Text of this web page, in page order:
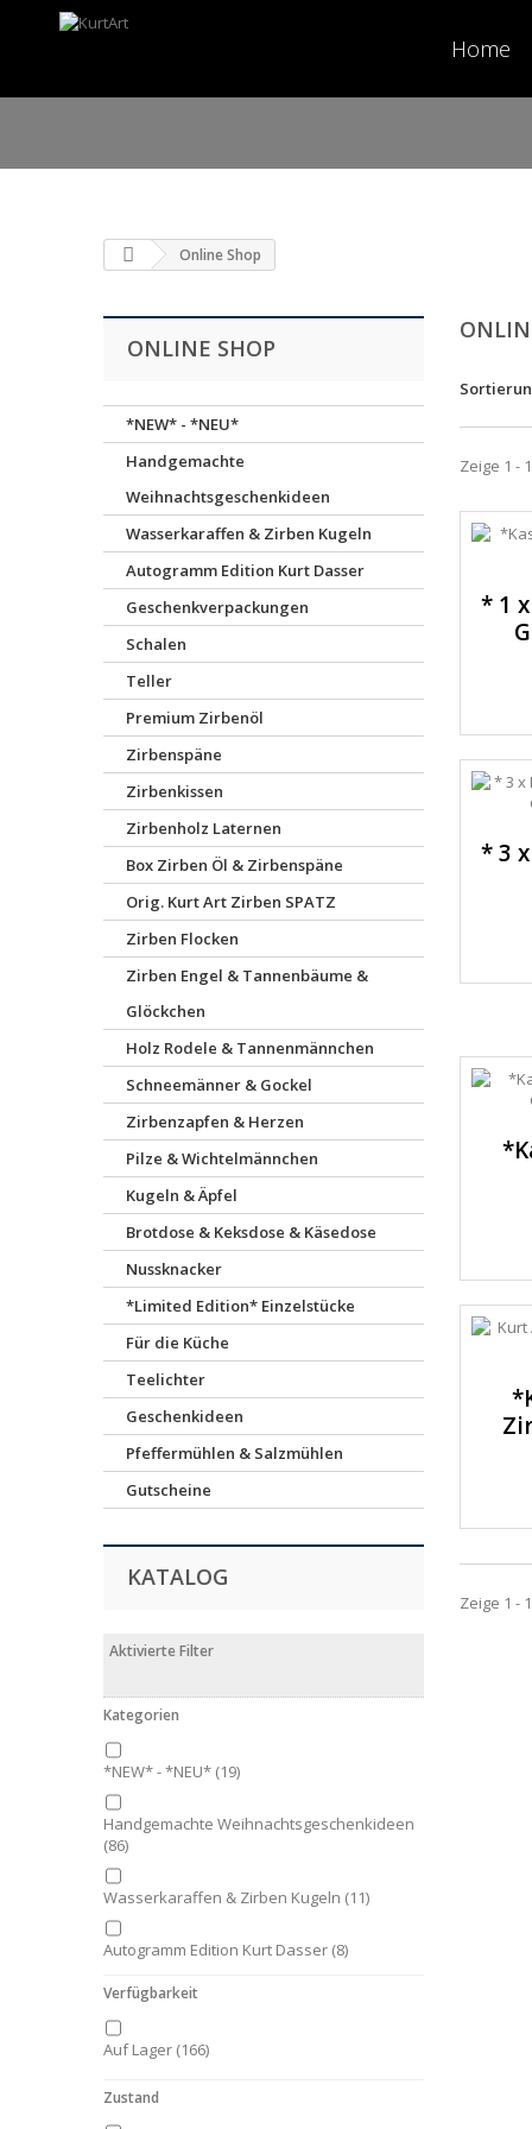
Home
Online Shop
ONLINE SHOP
*NEW* - *NEU*
Handgemachte
Weihnachtsgeschenkideen
Wasserkaraffen & Zirben Kugeln
Autogramm Edition Kurt Dasser
Geschenkverpackungen
Schalen
Teller
Premium Zirbenöl
Zirbenspäne
Zirbenkissen
Zirbenholz Laternen
Box Zirben Öl & Zirbenspäne
Orig. Kurt Art Zirben SPATZ
Zirben Flocken
Zirben Engel & Tannenbäume &
Glöckchen
Holz Rodele & Tannenmännchen
Schneemänner & Gockel
Zirbenzapfen & Herzen
Pilze & Wichtelmännchen
Kugeln & Äpfel
Brotdose & Keksdose & Käsedose
Nussknacker
*Limited Edition* Einzelstücke
Für die Küche
Teelichter
Geschenkideen
Pfeffermühlen & Salzmühlen
Gutscheine
KATALOG
Aktivierte Filter
Kategorien
*NEW* - *NEU* (19)
Handgemachte Weihnachtsgeschenkideen
(86)
Wasserkaraffen & Zirben Kugeln (11)
Autogramm Edition Kurt Dasser (8)
Geschenkverpackungen
Schalen(33)
Teller(7)
Verfügbarkeit
Auf Lager (166)
Zustand
Zeige 1 -
* 1
* 3
Zeige 1 -